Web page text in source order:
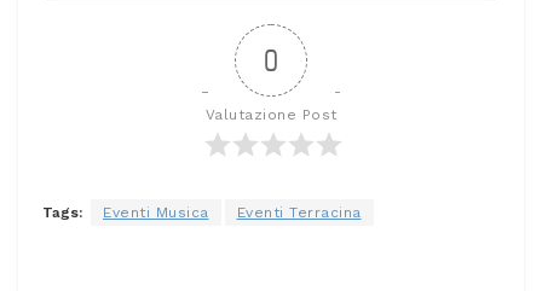
0
Valutazione Post
Tags: Eventi Musica Eventi Terracina